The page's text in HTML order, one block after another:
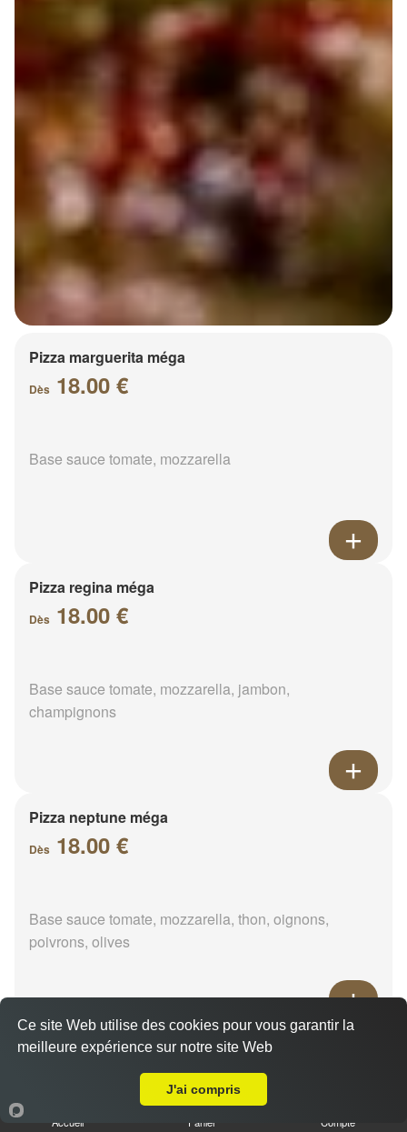
Pizza marguerita méga
Dès 18.00 €
Base sauce tomate, mozzarella
Pizza regina méga
Dès 18.00 €
Base sauce tomate, mozzarella, jambon,
champignons
Pizza neptune méga
Dès 18.00 €
Base sauce tomate, mozzarella, thon, oignons,
poivrons, olives
Pizza napolitaine méga
Accueil Panier Compte
Ce site Web utilise des cookies pour vous garantir la
meilleure expérience sur notre site Web
J'ai compris